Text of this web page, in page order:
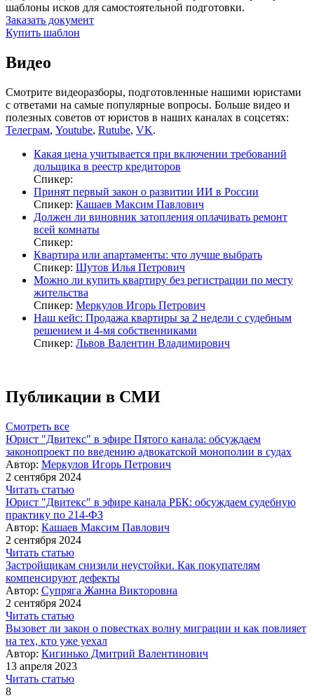
шаблоны исков для самостоятельной подготовки.
Заказать документ
Купить шаблон
Видео
Смотрите видеоразборы, подготовленные нашими юристами
с ответами на самые популярные вопросы. Больше видео и
полезных советов от юристов в наших каналах в соцсетях:
Телеграм, Youtube, Rutube, VK.
Какая цена учитывается при включении требований
дольщика в реестр кредиторов
Спикер:
Принят первый закон о развитии ИИ в России
Спикер: Кашаев Максим Павлович
Должен ли виновник затопления оплачивать ремонт
всей комнаты
Спикер:
Квартира или апартаменты: что лучше выбрать
Спикер: Шутов Илья Петрович
Можно ли купить квартиру без регистрации по месту
жительства
Спикер: Меркулов Игорь Петрович
Наш кейс: Продажа квартиры за 2 недели с судебным
решением и 4-мя собственниками
Спикер: Львов Валентин Владимирович
Публикации в СМИ
Смотреть все
Юрист "Двитекс" в эфире Пятого канала: обсуждаем
законопроект по введению адвокатской монополии в судах
Автор: Меркулов Игорь Петрович
2 сентября 2024
Читать статью
Юрист "Двитекс" в эфире канала РБК: обсуждаем судебную
практику по 214-ФЗ
Автор: Кашаев Максим Павлович
2 сентября 2024
Читать статью
Застройщикам снизили неустойки. Как покупателям
компенсируют дефекты
Автор: Супряга Жанна Викторовна
2 сентября 2024
Читать статью
Вызовет ли закон о повестках волну миграции и как повлияет
на тех, кто уже уехал
Автор: Кигинько Дмитрий Валентинович
13 апреля 2023
Читать статью
8